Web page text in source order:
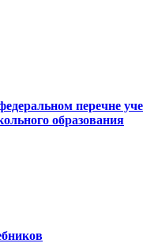
перечне
образования